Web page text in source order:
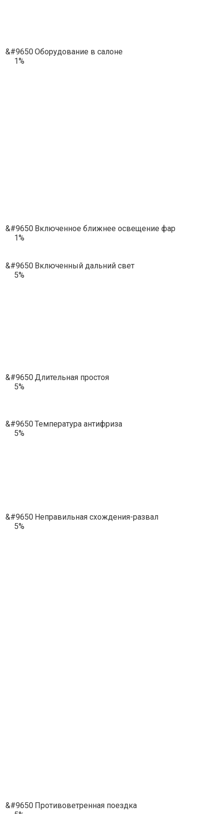
&#9650
1%
Оборудование в салоне
&#9650
1%
Включенное ближнее освещение фар
&#9650
5%
Включенный дальний свет
&#9650
5%
Длительная простоя
&#9650
5%
Температура антифриза
&#9650
5%
Неправильная схождения-развал
&#9650 Противоветренная поездка